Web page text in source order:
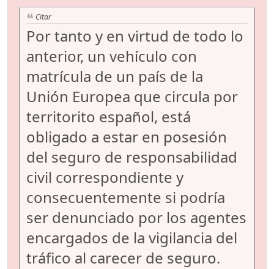
Citar
Por tanto y en virtud de todo lo
anterior, un vehículo con
matrícula de un país de la
Unión Europea que circula por
territorito español, está
obligado a estar en posesión
del seguro de responsabilidad
civil correspondiente y
consecuentemente si podría
ser denunciado por los agentes
encargados de la vigilancia del
tráfico al carecer de seguro.